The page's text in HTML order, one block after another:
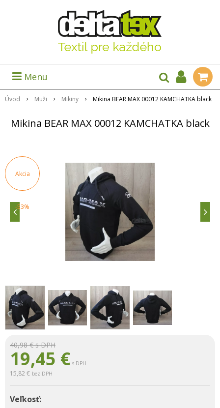
Menu
Úvod Muži Mikiny Mikina BEAR MAX 00012 KAMCHATKA black
Mikina BEAR MAX 00012 KAMCHATKA black
Akcia
-53%
40,98 €s DPH
19,45 € s DPH
15,82 € bez DPH
Veľkosť: